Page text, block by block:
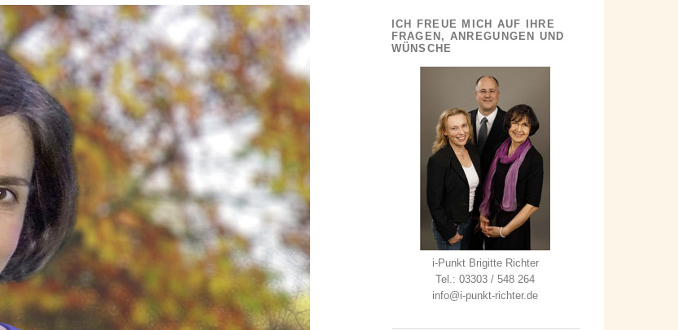
ICH FREUE MICH AUF IHRE
FRAGEN, ANREGUNGEN UND
WÜNSCHE
i-Punkt Brigitte Richter
Tel.: 03303 / 548 264
info@i-punkt-richter.de